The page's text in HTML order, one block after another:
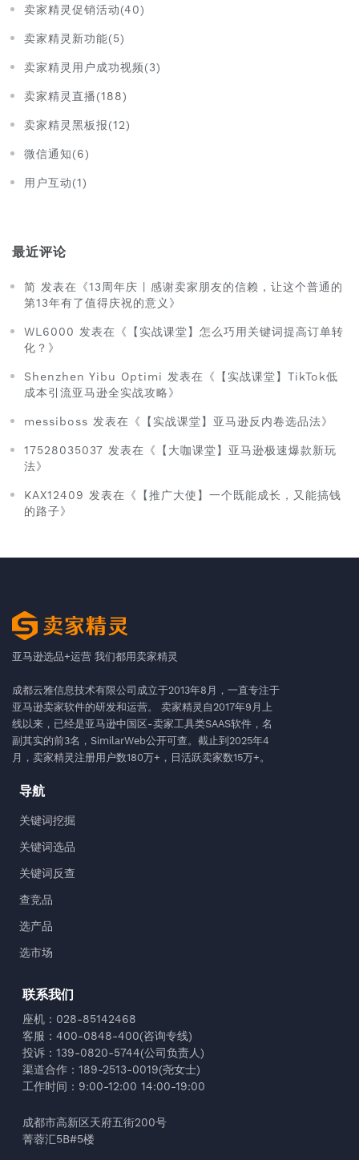
卖家精灵促销活动(40)
卖家精灵新功能(5)
卖家精灵用户成功视频(3)
卖家精灵直播(188)
卖家精灵黑板报(12)
微信通知(6)
用户互动(1)
最近评论
简 发表在《13周年庆 | 感谢卖家朋友的信赖，让这个普通的
第13年有了值得庆祝的意义》
WL6000 发表在《【实战课堂】怎么巧用关键词提高订单转
化？》
Shenzhen Yibu Optimi 发表在《【实战课堂】TikTok低
成本引流亚马逊全实战攻略》
messiboss 发表在《【实战课堂】亚马逊反内卷选品法》
17528035037 发表在《【大咖课堂】亚马逊极速爆款新玩
法》
KAX12409 发表在《【推广大使】一个既能成长，又能搞钱
的路子》
亚马逊选品+运营 我们都用卖家精灵
成都云雅信息技术有限公司成立于2013年8月，一直专注于
亚马逊卖家软件的研发和运营。 卖家精灵自2017年9月上
线以来，已经是亚马逊中国区-卖家工具类SAAS软件，名
副其实的前3名，SimilarWeb公开可查。截止到2025年4
月，卖家精灵注册用户数180万+，日活跃卖家数15万+。
导航
关键词挖掘
关键词选品
关键词反查
查竞品
选产品
选市场
联系我们
座机：028-85142468
客服：400-0848-400(咨询专线)
投诉：139-0820-5744(公司负责人)
渠道合作：189-2513-0019(尧女士)
工作时间：9:00-12:00 14:00-19:00
成都市高新区天府五街200号
菁蓉汇5B#5楼